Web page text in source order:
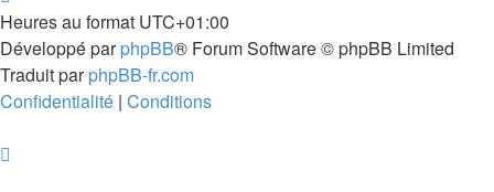
Heures au format UTC+01:00
Développé parphpBB® Forum Software © phpBB Limited
Traduit parphpBB-fr.com
Confidentialité | Conditions